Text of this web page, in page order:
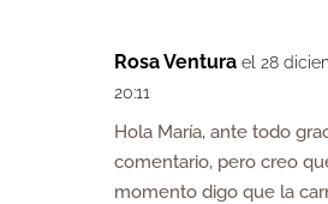
Rosa Ventura el 28
20:11
Hola María, ante todo
comentario, pero creo
momento digo que la